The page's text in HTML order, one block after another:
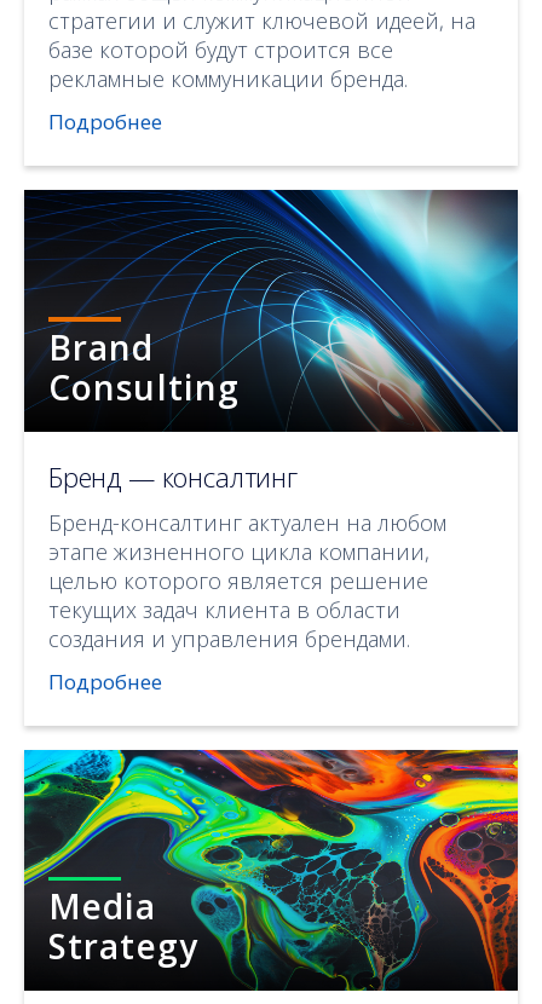
стратегии и служит ключевой идеей, на
базе которой будут строится все
рекламные коммуникации бренда.
Подробнее
Brand
Consulting
Бренд — консалтинг
Бренд-консалтинг актуален на любом
этапе жизненного цикла компании,
целью которого является решение
текущих задач клиента в области
создания и управления брендами.
Подробнее
Media
Strategy